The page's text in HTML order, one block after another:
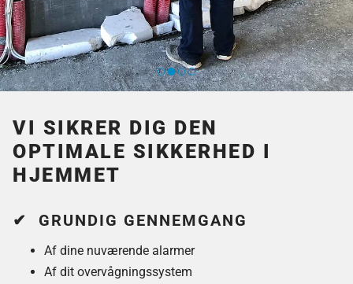
VI SIKRER DIG DEN
OPTIMALE SIKKERHED I
HJEMMET
✔ GRUNDIG GENNEMGANG
Af dine nuværende alarmer
Af dit overvågningssystem